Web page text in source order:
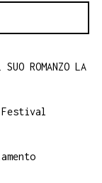
ROMANZO LA
Festival